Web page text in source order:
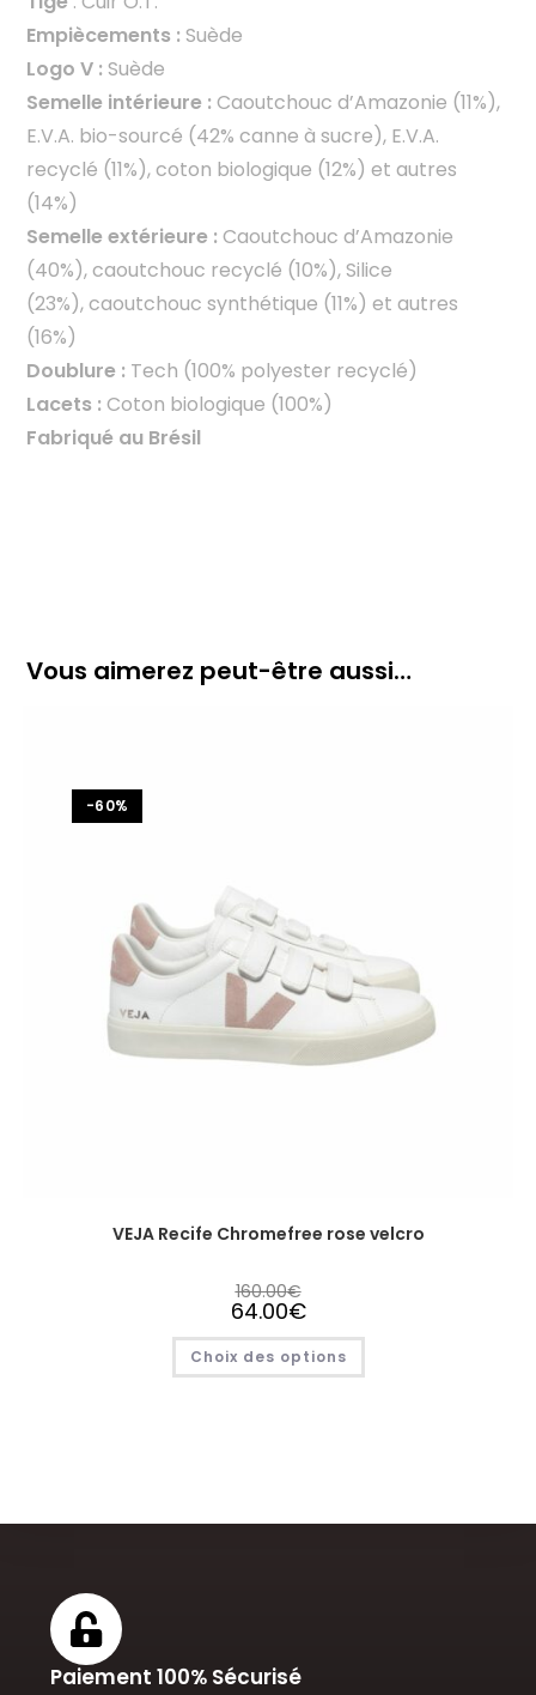
Empiècements : Suède
Logo V : Suède
Semelle intérieure : Caoutchouc d’Amazonie (11%),
E.V.A. bio-sourcé (42% canne à sucre), E.V.A.
recyclé (11%), coton biologique (12%) et autres
(14%)
Semelle extérieure : Caoutchouc d’Amazonie
(40%), caoutchouc recyclé (10%), Silice
(23%), caoutchouc synthétique (11%) et autres
(16%)
Doublure : Tech (100% polyester recyclé)
Lacets : Coton biologique (100%)
Fabriqué au Brésil
Vous aimerez peut-être aussi…
-60%
VEJA Recife Chromefree rose velcro
160.00€
64.00€
Choix des options
Paiement 100% Sécurisé